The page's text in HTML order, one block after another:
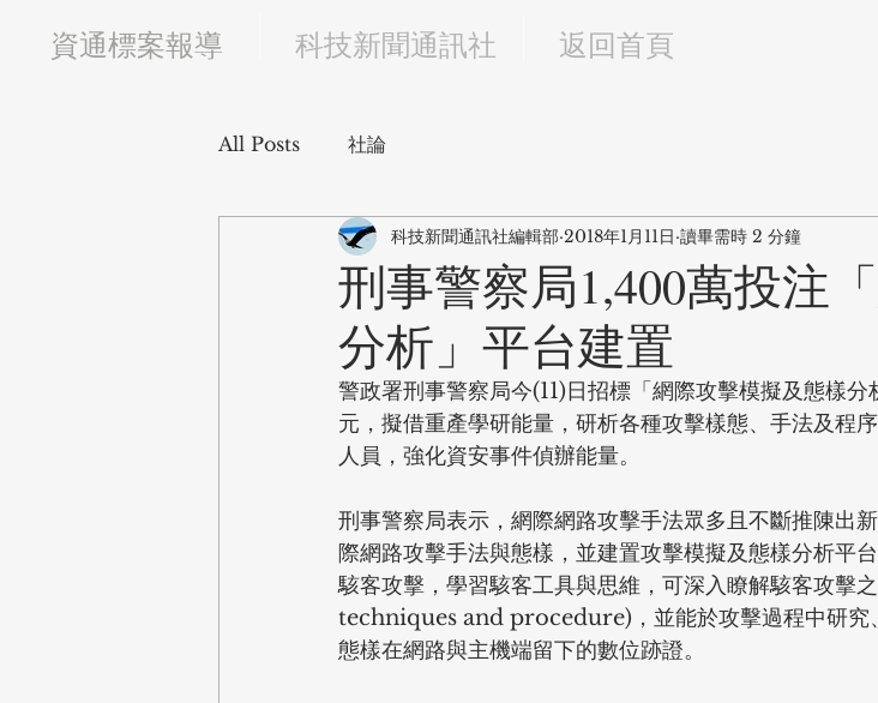
​資通標案報導 科技新聞通訊社 返回首頁
All Posts 社論
刑事警察局1,400萬投注
分析」平台建置
科技新聞通訊社編輯部 2018年1月11日 讀畢需時 2 分鐘
警政署刑事警察局今(11)日招標「網際攻擊模擬及態樣
元，擬借重產學研能量，研析各種攻擊樣態、手法及程
人員，強化資安事件偵辦能量。
刑事警察局表示，網際網路攻擊手法眾多且不斷推陳出
際網路攻擊手法與態樣，並建置攻擊模擬及態樣分析平
駭客攻擊，學習駭客工具與思維，可深入瞭解駭客攻擊
techniques and procedure)，並能於攻擊過程中研究
態樣在網路與主機端留下的數位跡證。